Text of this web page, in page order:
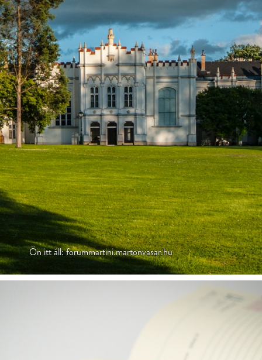
Ön itt áll: forummartini.martonvasar.hu